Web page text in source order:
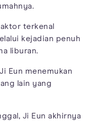
terkenal
kejadian penuh
liburan.
Eun menemukan
lain yang
Ji Eun akhirnya